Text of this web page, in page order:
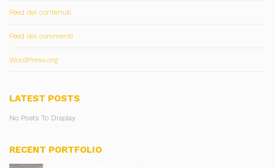
Feed dei contenuti
Feed dei commenti
WordPress.org
LATEST POSTS
No Posts To Display
RECENT PORTFOLIO